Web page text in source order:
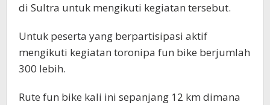
di Sultra untuk mengikuti kegiatan tersebut.
Untuk peserta yang berpartisipasi aktif
mengikuti kegiatan toronipa fun bike berjumlah
300 lebih.
Rute fun bike kali ini sepanjang 12 km dimana